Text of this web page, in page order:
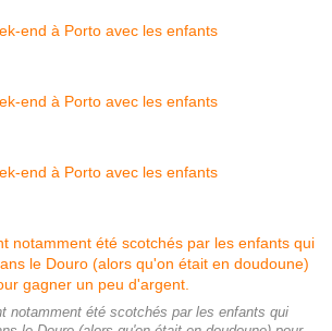
notamment été scotchés par les enfants qui